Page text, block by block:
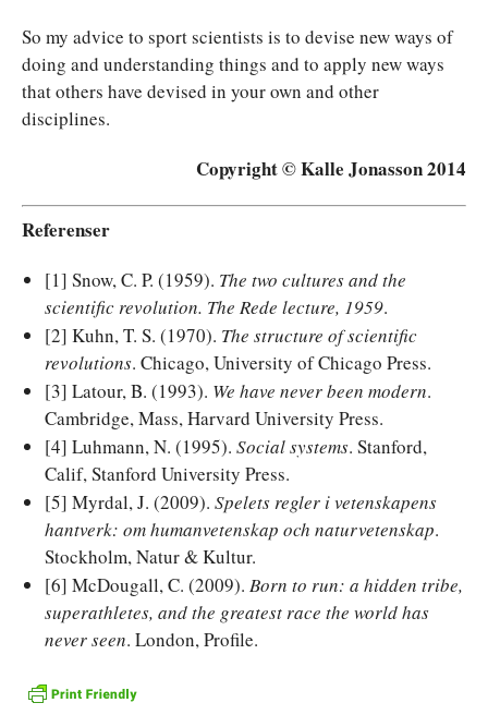
So my advice to sport scientists is to devise new ways of
doing and understanding things and to apply new ways
that others have devised in your own and other
disciplines.
Copyright © Kalle Jonasson 2014
Referenser
[1] Snow, C. P. (1959). The two cultures and the
scientific revolution. The Rede lecture, 1959.
[2] Kuhn, T. S. (1970). The structure of scientific
revolutions. Chicago, University of Chicago Press.
[3] Latour, B. (1993). We have never been modern.
Cambridge, Mass, Harvard University Press.
[4] Luhmann, N. (1995). Social systems. Stanford,
Calif, Stanford University Press.
[5] Myrdal, J. (2009). Spelets regler i vetenskapens
hantverk: om humanvetenskap och naturvetenskap.
Stockholm, Natur & Kultur.
[6] McDougall, C. (2009). Born to run: a hidden tribe,
superathletes, and the greatest race the world has
never seen. London, Profile.